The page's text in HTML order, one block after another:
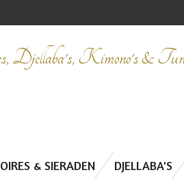
Djellaba's, Kimono's &
& SIERADEN DJELLABA'S